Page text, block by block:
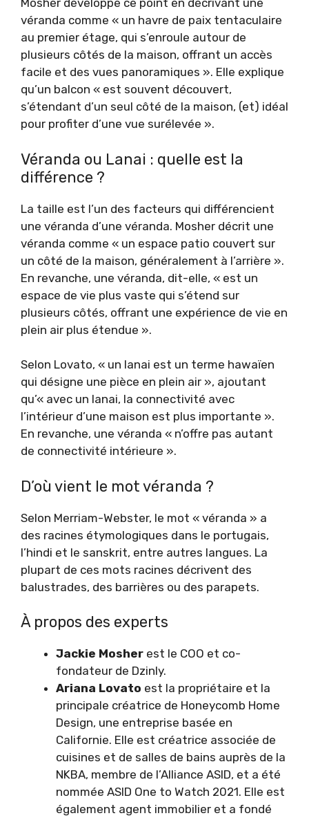
Mosher développe ce point en décrivant une
véranda comme « un havre de paix tentaculaire
au premier étage, qui s’enroule autour de
plusieurs côtés de la maison, offrant un accès
facile et des vues panoramiques ». Elle explique
qu’un balcon « est souvent découvert,
s’étendant d’un seul côté de la maison, (et) idéal
pour profiter d’une vue surélevée ».
Véranda ou Lanai : quelle est la
différence ?
La taille est l’un des facteurs qui différencient
une véranda d’une véranda. Mosher décrit une
véranda comme « un espace patio couvert sur
un côté de la maison, généralement à l’arrière ».
En revanche, une véranda, dit-elle, « est un
espace de vie plus vaste qui s’étend sur
plusieurs côtés, offrant une expérience de vie en
plein air plus étendue ».
Selon Lovato, « un lanai est un terme hawaïen
qui désigne une pièce en plein air », ajoutant
qu’« avec un lanai, la connectivité avec
l’intérieur d’une maison est plus importante ».
En revanche, une véranda « n’offre pas autant
de connectivité intérieure ».
D’où vient le mot véranda ?
Selon Merriam-Webster, le mot « véranda » a
des racines étymologiques dans le portugais,
l’hindi et le sanskrit, entre autres langues. La
plupart de ces mots racines décrivent des
balustrades, des barrières ou des parapets.
À propos des experts
Jackie Mosher est le COO et co-
fondateur de Dzinly.
Ariana Lovato est la propriétaire et la
principale créatrice de Honeycomb Home
Design, une entreprise basée en
Californie. Elle est créatrice associée de
cuisines et de salles de bains auprès de la
NKBA, membre de l’Alliance ASID, et a été
nommée ASID One to Watch 2021. Elle est
également agent immobilier et a fondé